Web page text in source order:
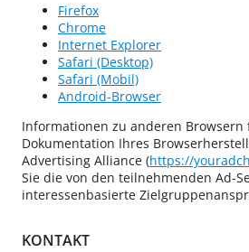
Firefox
Chrome
Internet Explorer
Safari (Desktop)
Safari (Mobil)
Android-Browser
Informationen zu anderen Browsern
Dokumentation Ihres
Advertising Alliance (https://
Sie die von den teilnehmenden Ad-
interessenbasierte
KONTAKT